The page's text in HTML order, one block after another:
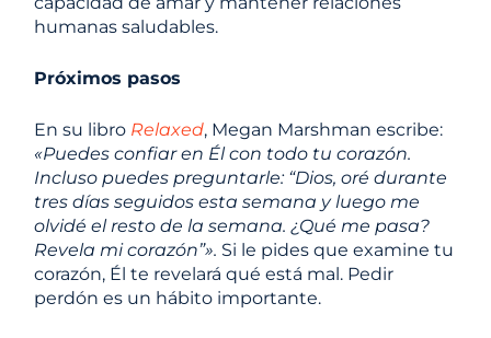
humanas saludables.
Próximos pasos
En su libro Relaxed, Megan Marshman escribe:
«Puedes confiar en Él con todo tu corazón.
Incluso puedes preguntarle: “Dios, oré durante
tres días seguidos esta semana y luego me
olvidé el resto de la semana. ¿Qué me pasa?
Revela mi corazón”». Si le pides que examine tu
corazón, Él te revelará qué está mal. Pedir
perdón es un hábito importante.